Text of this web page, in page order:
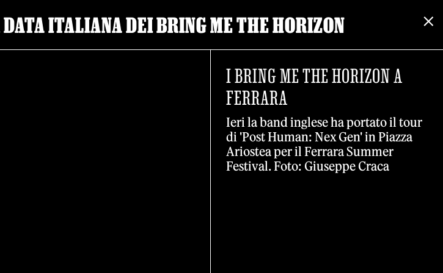
DATA ITALIANA DEI BRING ME THE HORIZON
I BRING ME THE HORIZON A
FERRARA
Ieri la band inglese ha portato il tour
di 'Post Human: Nex Gen' in Piazza
Ariostea per il Ferrara Summer
Festival. Foto: Giuseppe Craca